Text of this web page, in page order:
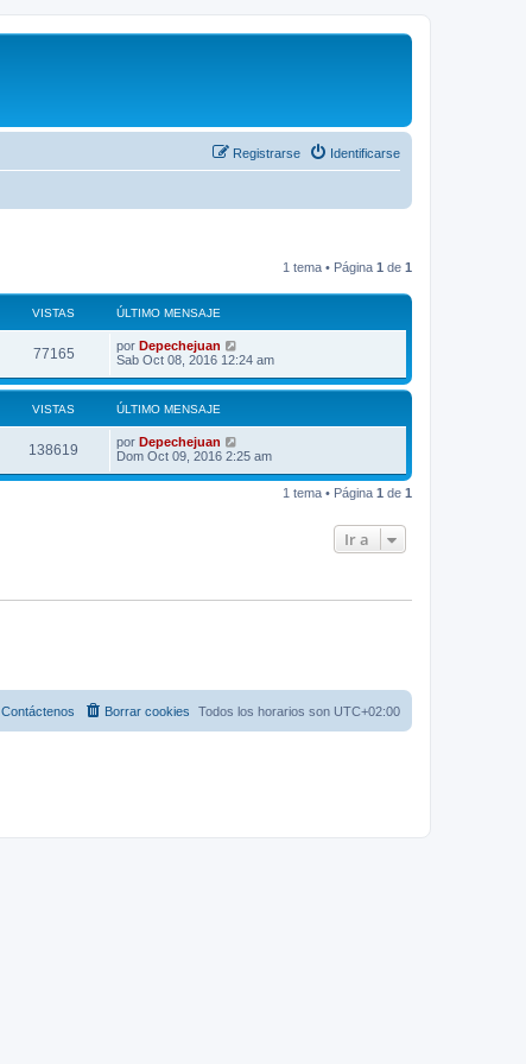
Identificarse
Registrarse
1 tema • Página 1 de 1
VISTAS ÚLTIMO MENSAJE
77165 por Depechejuan
Sab Oct 08, 2016 12:24 am
VISTAS ÚLTIMO MENSAJE
138619 por Depechejuan
Dom Oct 09, 2016 2:25 am
1 tema • Página 1 de 1
Ir a
Todos los horarios son UTC+02:00
Borrar cookies
Contáctenos